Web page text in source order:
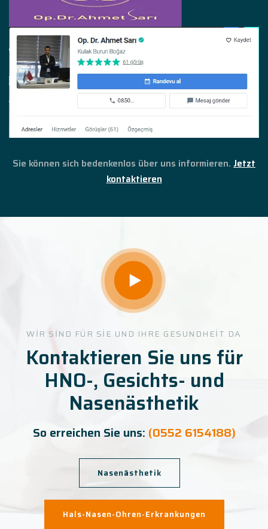
Sie können sich bedenkenlos über uns informieren. Jetzt
kontaktieren
WIR SIND FÜR SIE UND IHRE GESUNDHEIT DA
Kontaktieren Sie uns für
HNO-, Gesichts- und
Nasenästhetik
So erreichen Sie uns: (0552 6154188)
Nasenästhetik
Hals-Nasen-Ohren-Erkrankungen